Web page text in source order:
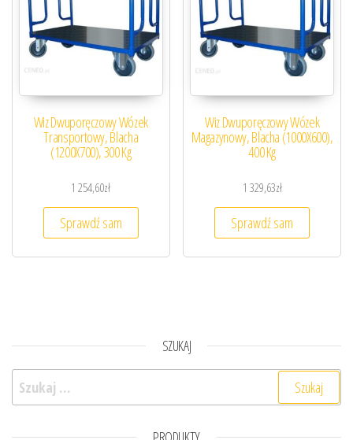
Wiz Dwuporęczowy Wózek
Transportowy, Blacha
(1200X700), 300 Kg
1 254,60zł
Sprawdź sam
Wiz Dwuporęczowy Wózek
Magazynowy, Blacha (1000X600),
400 Kg
1 329,63zł
Sprawdź sam
SZUKAJ
Szukaj: